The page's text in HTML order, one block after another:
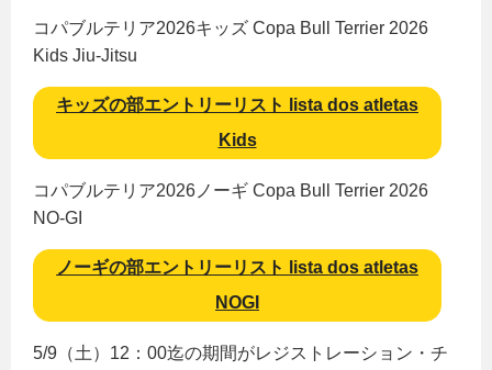
コパブルテリア2026キッズ Copa Bull Terrier 2026
Kids Jiu-Jitsu
キッズの部エントリーリスト lista dos atletas
Kids
コパブルテリア2026ノーギ Copa Bull Terrier 2026
NO-GI
ノーギの部エントリーリスト lista dos atletas
NOGI
5/9（土）12：00迄の期間がレジストレーション・チ